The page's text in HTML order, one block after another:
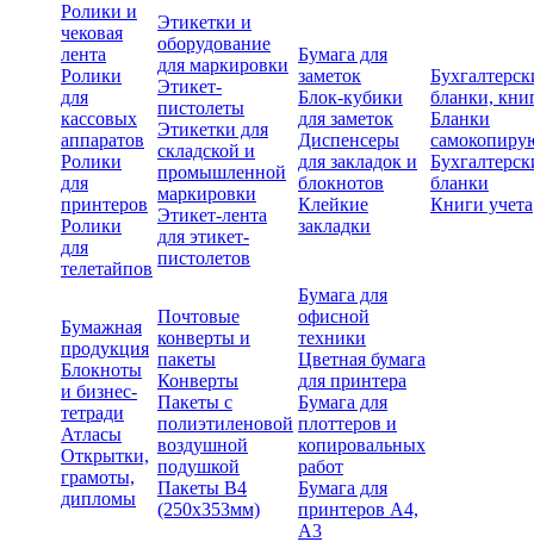
Ролики и
чековая
лента
Ролики
для
кассовых
аппаратов
Ролики
для
принтеров
Ролики
для
телетайпов
Этикетки и
оборудование
для маркировки
Этикет-
пистолеты
Этикетки для
складской и
промышленной
маркировки
Этикет-лента
для этикет-
пистолетов
Бумага для
заметок
Блок-кубики
для заметок
Диспенсеры
для закладок и
блокнотов
Клейкие
закладки
бланки,
Бланки
бланки
Книги учета
Бумажная
продукция
Блокноты
и бизнес-
тетради
Атласы
Открытки,
грамоты,
дипломы
Почтовые
конверты и
пакеты
Конверты
Пакеты с
полиэтиленовой
воздушной
подушкой
Пакеты В4
(250х353мм)
Бумага для
офисной
техники
Цветная бумага
для принтера
Бумага для
плоттеров и
копировальных
работ
Бумага для
принтеров А4,
А3